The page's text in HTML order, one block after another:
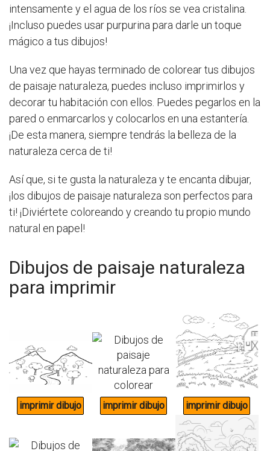
intensamente y el agua de los ríos se vea cristalina.
¡Incluso puedes usar purpurina para darle un toque
mágico a tus dibujos!
Una vez que hayas terminado de colorear tus dibujos
de paisaje naturaleza, puedes incluso imprimirlos y
decorar tu habitación con ellos. Puedes pegarlos en la
pared o enmarcarlos y colocarlos en una estantería.
¡De esta manera, siempre tendrás la belleza de la
naturaleza cerca de ti!
Así que, si te gusta la naturaleza y te encanta dibujar,
¡los dibujos de paisaje naturaleza son perfectos para
ti! ¡Diviértete coloreando y creando tu propio mundo
natural en papel!
Dibujos de paisaje naturaleza
para imprimir